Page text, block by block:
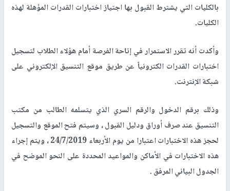
بالكليات التي يشترط القبول بها اجتياز اختبارات القدرات المؤهلة لهذه
الكليات.
وأكدت أنه تقرر الاستمرار في إتاحة الفرصة أمام هؤلاء الطلاب لتسجيل
اختبارات القدرات الكترونياً عن طريق موقع التنسيق الإلكتروني على
شبكة الإنترنت.
وذلك برقم الدخول والرقم السري الذي يتسلمه الطالب من مكتب
التنسيق عند صرف أوراق ودليل القبول ، وسيتم فتح الموقع والتسجيل
لحجز هذه الاختبارات اعتبارا من يوم الأربعاء 24/7/2019 ، ويتم إجراء
هذه الاختبارات في الأماكن والمواعيد المحددة على النحو الموضح في
الجدول البياني المرفق .